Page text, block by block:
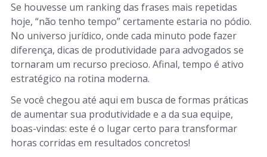
Se houvesse um ranking das frases mais repetidas
hoje, “não tenho tempo” certamente estaria no pódio.
No universo jurídico, onde cada minuto pode fazer
diferença, dicas de produtividade para advogados se
tornaram um recurso precioso. Afinal, tempo é ativo
estratégico na rotina moderna.
Se você chegou até aqui em busca de formas práticas
de aumentar sua produtividade e a da sua equipe,
boas-vindas: este é o lugar certo para transformar
horas corridas em resultados concretos!